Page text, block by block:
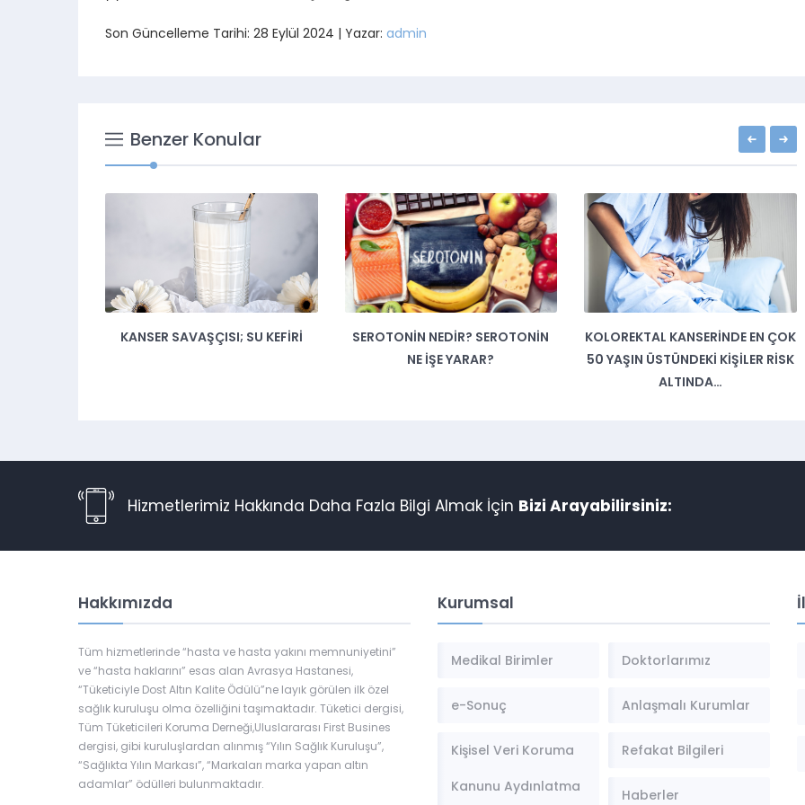
Son Güncelleme Tarihi: 28 Eylül 2024 | Yazar: admin
Benzer Konular
SEROTONIN NEDIR? SEROTONIN
KOLOREKTAL KANSERINDE EN ÇOK
50 YAŞIN ÜSTÜNDEKI KIŞILER RISK
AĞIZ YARALARI DIL KANSERI
BELIRTISI MI ?
Hizmetlerimiz Hakkında Daha Fazla Bilgi Almak İçin Bizi Arayabilirsiniz:
Hakkımızda
Tüm hizmetlerinde “hasta ve hasta yakını memnuniyetini”
ve “hasta haklarını” esas alan Avrasya Hastanesi,
“Tüketiciyle Dost Altın Kalite Ödülü”ne layık görülen ilk özel
sağlık kuruluşu olma özelliğini taşımaktadır. Tüketici dergisi,
Tüm Tüketicileri Koruma Derneği,Uluslararası First Busines
dergisi, gibi kuruluşlardan alınmış “Yılın Sağlık Kuruluşu”,
“Sağlıkta Yılın Markası”, “Markaları marka yapan altın
adamlar” ödülleri bulunmaktadır.
Kurumsal
Medikal Birimler Doktorlarımız
e-Sonuç Anlaşmalı Kurumlar
Kişisel Veri Koruma
Kanunu Aydınlatma
Refakat Bilgileri
Haberler